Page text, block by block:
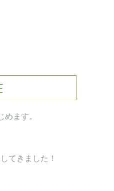
めます。
てきました！